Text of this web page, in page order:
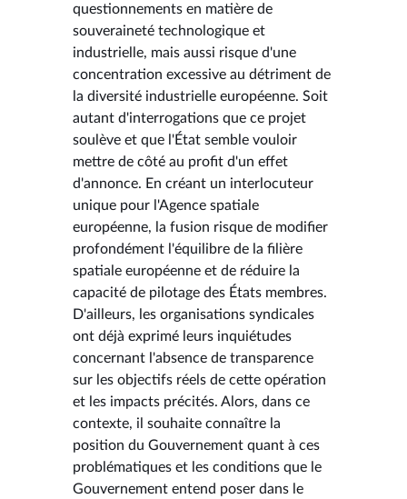
questionnements en matière de
souveraineté technologique et
industrielle, mais aussi risque d'une
concentration excessive au détriment de
la diversité industrielle européenne. Soit
autant d'interrogations que ce projet
soulève et que l'État semble vouloir
mettre de côté au profit d'un effet
d'annonce. En créant un interlocuteur
unique pour l'Agence spatiale
européenne, la fusion risque de modifier
profondément l'équilibre de la filière
spatiale européenne et de réduire la
capacité de pilotage des États membres.
D'ailleurs, les organisations syndicales
ont déjà exprimé leurs inquiétudes
concernant l'absence de transparence
sur les objectifs réels de cette opération
et les impacts précités. Alors, dans ce
contexte, il souhaite connaître la
position du Gouvernement quant à ces
problématiques et les conditions que le
Gouvernement entend poser dans le